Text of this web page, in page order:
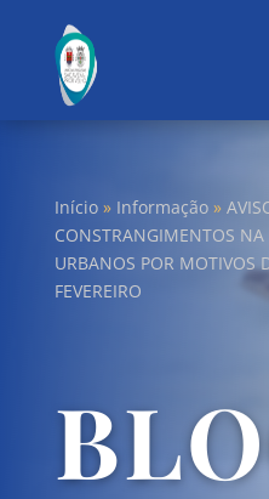
Início» Informação»
CONSTRANGIMENTOS NA
URBANOS POR MOTIVOS
FEVEREIRO